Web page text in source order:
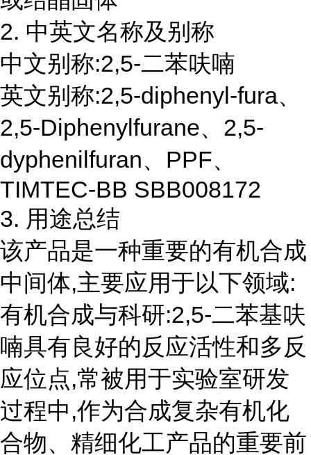
2. 中英文名称及别称
中文别称:2,5-二苯呋喃
英文别称:2,5-diphenyl-fura、
2,5-Diphenylfurane、2,5-
dyphenilfuran、PPF、
TIMTEC-BB SBB008172
3. 用途总结
该产品是一种重要的有机合成
中间体,主要应用于以下领域:
有机合成与科研:2,5-二苯基呋
喃具有良好的反应活性和多反
应位点,常被用于实验室研发
过程中,作为合成复杂有机化
合物、精细化工产品的重要前